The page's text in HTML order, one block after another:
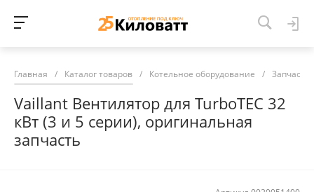
Главная / Каталог товаров / Котельное оборудование / Запчасти
Vaillant Вентилятор для TurboTEC 32
кВт (3 и 5 серии), оригинальная
запчасть